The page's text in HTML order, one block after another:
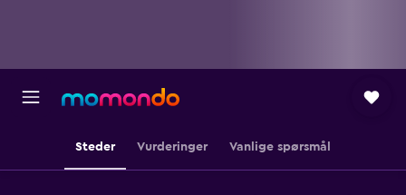
Steder Vurderinger Vanlige spørsmål